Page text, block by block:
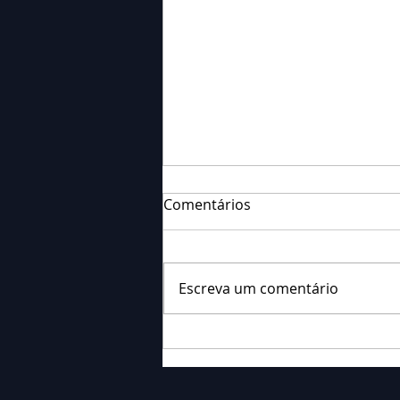
Ornieski
Comentários
Escreva um comentário